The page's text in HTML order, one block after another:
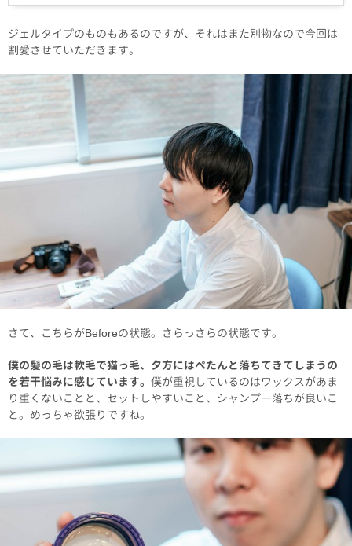
ジェルタイプのものもあるのですが、それはまた別物なので今回は
割愛させていただきます。
さて、こちらがBeforeの状態。さらっさらの状態です。
僕の髪の毛は軟毛で猫っ毛、夕方にはぺたんと落ちてきてしまうの
を若干悩みに感じています。 僕が重視しているのはワックスがあま
り重くないことと、セットしやすいこと、シャンプー落ちが良いこ
と。めっちゃ欲張りですね。